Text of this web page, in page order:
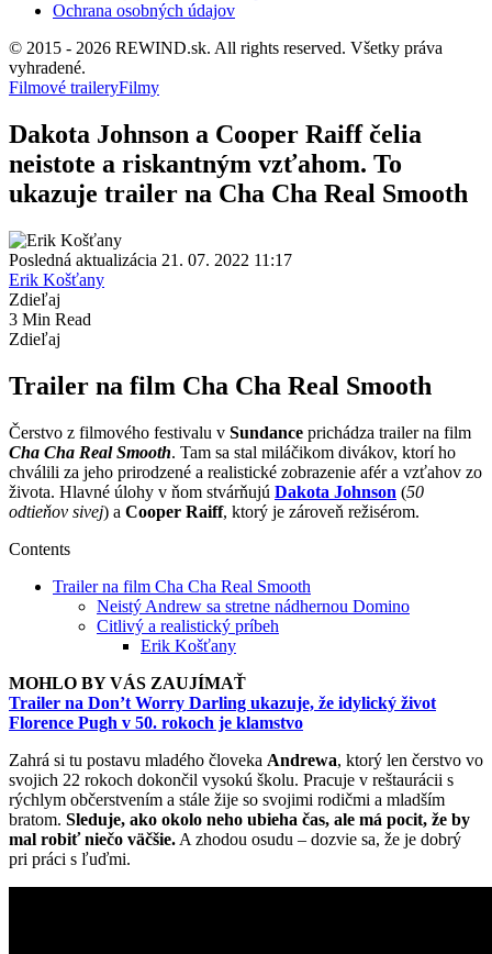
Ochrana osobných údajov
© 2015 - 2026 REWIND.sk. All rights reserved. Všetky práva
vyhradené.
Filmové traileryFilmy
Dakota Johnson a Cooper Raiff čelia
neistote a riskantným vzťahom. To
ukazuje trailer na Cha Cha Real Smooth
Posledná aktualizácia 21. 07. 2022 11:17
Erik Košťany
Zdieľaj
3 Min Read
Zdieľaj
Trailer na film Cha Cha Real Smooth
Čerstvo z filmového festivalu v Sundance prichádza trailer na film
Cha Cha Real Smooth. Tam sa stal miláčikom divákov, ktorí ho
chválili za jeho prirodzené a realistické zobrazenie afér a vzťahov zo
života. Hlavné úlohy v ňom stvárňujú Dakota Johnson (50
odtieňov sivej) a Cooper Raiff, ktorý je zároveň režisérom.
Contents
Trailer na film Cha Cha Real Smooth
Neistý Andrew sa stretne nádhernou Domino
Citlivý a realistický príbeh
Erik Košťany
MOHLO BY VÁS ZAUJÍMAŤ
Trailer na Don’t Worry Darling ukazuje, že idylický život
Florence Pugh v 50. rokoch je klamstvo
Zahrá si tu postavu mladého človeka Andrewa, ktorý len čerstvo vo
svojich 22 rokoch dokončil vysokú školu. Pracuje v reštaurácii s
rýchlym občerstvením a stále žije so svojimi rodičmi a mladším
bratom. Sleduje, ako okolo neho ubieha čas, ale má pocit, že by
mal robiť niečo väčšie. A zhodou osudu – dozvie sa, že je dobrý
pri práci s ľuďmi.